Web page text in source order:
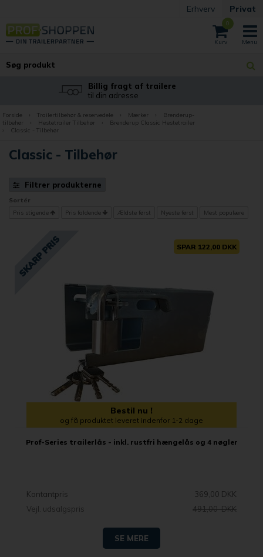
Erhverv Privat
0
Billig fragt af trailere
til din adresse
Forside Trailertilbehør & reservedele Mærker
Brenderup-
tilbehør
Hestetrailer Tilbehør
Brenderup Classic Hestetrailer
Classic - Tilbehør
Classic - Tilbehør
Filtrer produkterne
Sortér
Pris stigende
Pris faldende Ældste først Nyeste først Mest populære
SPAR 122,00 DKK
Bestil nu !
og få produktet leveret indenfor 1-2 dage
Prof-Series trailerlås - inkl. rustfri hængelås og 4 nøgler
Kontantpris
369,00 DKK
Vejl. udsalgspris
491,00 DKK
SE MERE